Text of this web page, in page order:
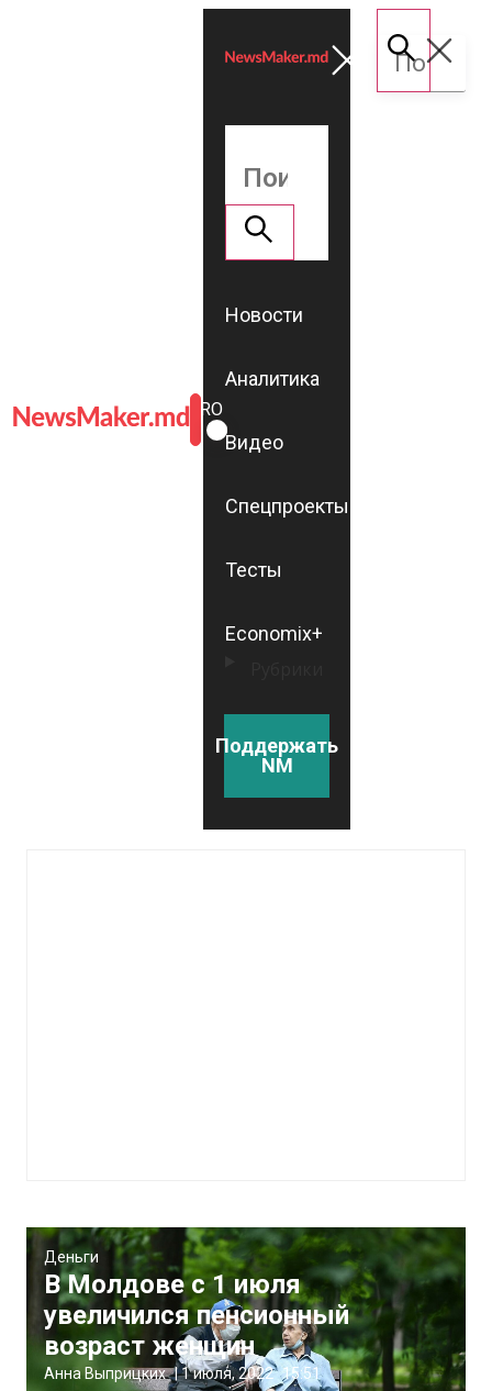
ROMÂNĂ
RU
Новости
Аналитика
Видео
Спецпроекты
Тесты
Economix+
Поддержать
NM
Деньги
В Молдове с 1 июля
увеличился пенсионный
возраст женщин
Анна Выприцких |1 июля, 2022 15:51